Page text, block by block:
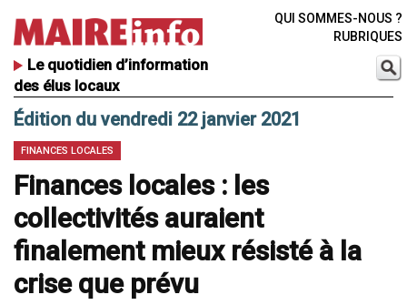
Le quotidien d’information
des élus locaux
QUI SOMMES-NOUS ?
RUBRIQUES
Édition du vendredi 22 janvier 2021
FINANCES LOCALES
Finances locales : les
collectivités auraient
finalement mieux résisté à la
crise que prévu